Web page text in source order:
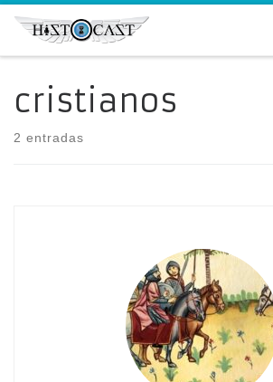
Saltar al contenido
cristianos
2 entradas